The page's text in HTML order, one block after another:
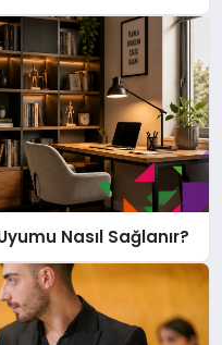
Nasıl Sağlanır?